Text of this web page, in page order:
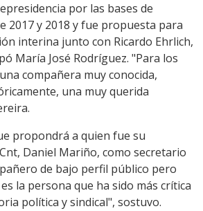
por las bases de
2017 y 2018 y fue propuesta para
interina junto con Ricardo Ehrlich,
María José Rodríguez. "Para los
compañera muy conocida,
una muy querida
propondrá a quien fue su
Daniel Mariño, como secretario
de bajo perfil público pero
la persona que ha sido más crítica
política y sindical", sostuvo.